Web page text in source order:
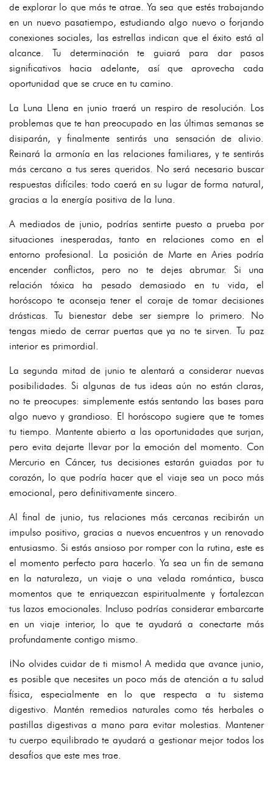
de explorar lo que más te atrae. Ya sea que estés trabajando
en un nuevo pasatiempo, estudiando algo nuevo o forjando
conexiones sociales, las estrellas indican que el éxito está al
alcance. Tu determinación te guiará para dar pasos
significativos hacia adelante, así que aprovecha cada
oportunidad que se cruce en tu camino.
La Luna Llena en junio traerá un respiro de resolución. Los
problemas que te han preocupado en las últimas semanas se
disiparán, y finalmente sentirás una sensación de alivio.
Reinará la armonía en las relaciones familiares, y te sentirás
más cercano a tus seres queridos. No será necesario buscar
respuestas difíciles: todo caerá en su lugar de forma natural,
gracias a la energía positiva de la luna.
A mediados de junio, podrías sentirte puesto a prueba por
situaciones inesperadas, tanto en relaciones como en el
entorno profesional. La posición de Marte en Aries podría
encender conflictos, pero no te dejes abrumar. Si una
relación tóxica ha pesado demasiado en tu vida, el
horóscopo te aconseja tener el coraje de tomar decisiones
drásticas. Tu bienestar debe ser siempre lo primero. No
tengas miedo de cerrar puertas que ya no te sirven. Tu paz
interior es primordial.
La segunda mitad de junio te alentará a considerar nuevas
posibilidades. Si algunas de tus ideas aún no están claras,
no te preocupes: simplemente estás sentando las bases para
algo nuevo y grandioso. El horóscopo sugiere que te tomes
tu tiempo. Mantente abierto a las oportunidades que surjan,
pero evita dejarte llevar por la emoción del momento. Con
Mercurio en Cáncer, tus decisiones estarán guiadas por tu
corazón, lo que podría hacer que el viaje sea un poco más
emocional, pero definitivamente sincero.
Al final de junio, tus relaciones más cercanas recibirán un
impulso positivo, gracias a nuevos encuentros y un renovado
entusiasmo. Si estás ansioso por romper con la rutina, este es
el momento perfecto para hacerlo. Ya sea un fin de semana
en la naturaleza, un viaje o una velada romántica, busca
momentos que te enriquezcan espiritualmente y fortalezcan
tus lazos emocionales. Incluso podrías considerar embarcarte
en un viaje interior, lo que te ayudará a conectarte más
profundamente contigo mismo.
¡No olvides cuidar de ti mismo! A medida que avance junio,
es posible que necesites un poco más de atención a tu salud
física, especialmente en lo que respecta a tu sistema
digestivo. Mantén remedios naturales como tés herbales o
pastillas digestivas a mano para evitar molestias. Mantener
tu cuerpo equilibrado te ayudará a gestionar mejor todos los
desafíos que este mes trae.